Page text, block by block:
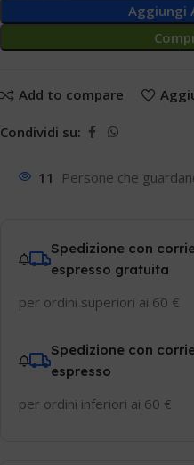
Aggiungi
Add to compare
Condividi su:
11 Persone che
Spedizione con
espresso gratuita
per ordini superiori ai 60 €
Spedizione con
espresso
per ordini inferiori ai 60 €